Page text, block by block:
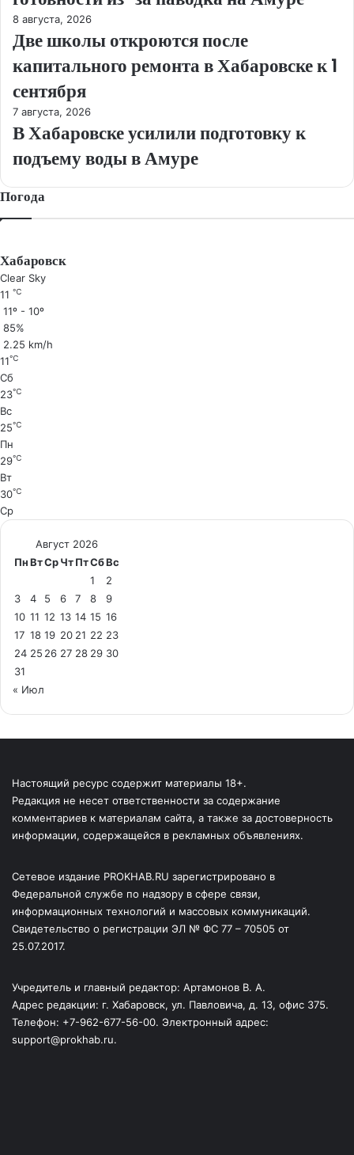
8 августа, 2026
Две школы откроются после
капитального ремонта в Хабаровске к 1
сентября
7 августа, 2026
В Хабаровске усилили подготовку к
подъему воды в Амуре
Погода
Хабаровск
Clear Sky
11 ℃
11º - 10º
85%
2.25 km/h
11℃
Сб
23℃
Вс
25℃
Пн
29℃
Вт
30℃
Ср
Август 2026
ПнВтСрЧтПтСбВс
1
2
3
4 5 6 7 8
9
10 11 12 13 14 15 16
17 18 19 20 21 22 23
24 25 26 27 28 29 30
31
« Июл
Настоящий ресурс содержит материалы 18+.
Редакция не несет ответственности за содержание
комментариев к материалам сайта, а также за достоверность
информации, содержащейся в рекламных объявлениях.
Сетевое издание PROKHAB.RU зарегистрировано в
Федеральной службе по надзору в сфере связи,
информационных технологий и массовых коммуникаций.
Свидетельство о регистрации ЭЛ № ФС 77 – 70505 от
25.07.2017.
Учредитель и главный редактор: Артамонов В. А.
Адрес редакции: г. Хабаровск, ул. Павловича, д. 13, офис 375.
Телефон: +7-962-677-56-00. Электронный адрес:
support@prokhab.ru.